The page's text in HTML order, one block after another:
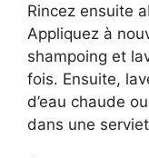
Rincez ensuite
Appliquez à
shampoing et
fois. Ensuite,
d’eau chaude
dans une